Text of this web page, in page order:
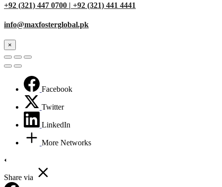
+92 (321) 447 0700 | +92 (321) 441 4441
info@maxfosterglobal.pk
×
Facebook
Twitter
LinkedIn
More Networks
Share via